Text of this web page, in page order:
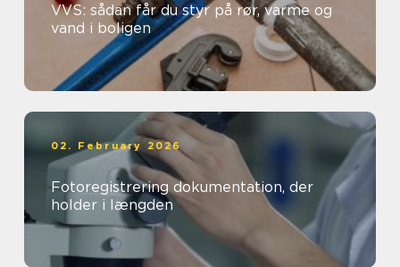
VVS: sådan får du styr på rør, varme og
vand i boligen
02. February 2026
Fotoregistrering dokumentation, der
holder i længden